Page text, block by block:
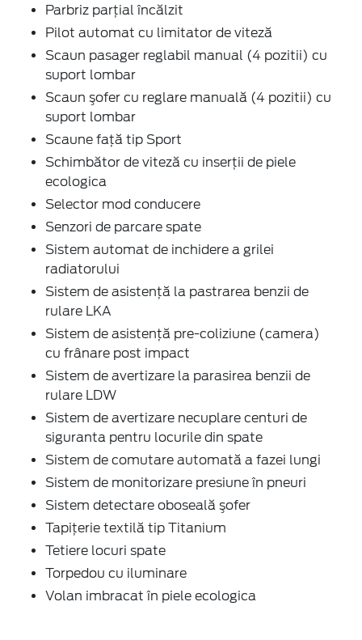
Parbriz parţial încălzit
Pilot automat cu limitator de viteză
Scaun pasager reglabil manual (4 pozitii) cu
suport lombar
Scaun şofer cu reglare manuală (4 pozitii) cu
suport lombar
Scaune faţă tip Sport
Schimbător de viteză cu inserţii de piele
ecologica
Selector mod conducere
Senzori de parcare spate
Sistem automat de inchidere a grilei
radiatorului
Sistem de asistenţă la pastrarea benzii de
rulare LKA
Sistem de asistenţă pre-coliziune (camera)
cu frânare post impact
Sistem de avertizare la parasirea benzii de
rulare LDW
Sistem de avertizare necuplare centuri de
siguranta pentru locurile din spate
Sistem de comutare automată a fazei lungi
Sistem de monitorizare presiune în pneuri
Sistem detectare oboseală şofer
Tapiţerie textilă tip Titanium
Tetiere locuri spate
Torpedou cu iluminare
Volan imbracat în piele ecologica